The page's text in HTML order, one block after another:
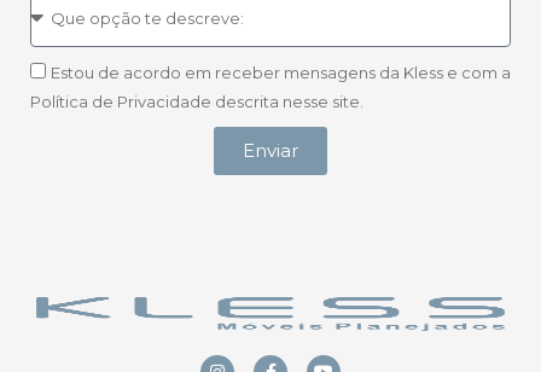
Estou de acordo em receber mensagens da Kless e com a
Política de Privacidade descrita nesse site.
Enviar